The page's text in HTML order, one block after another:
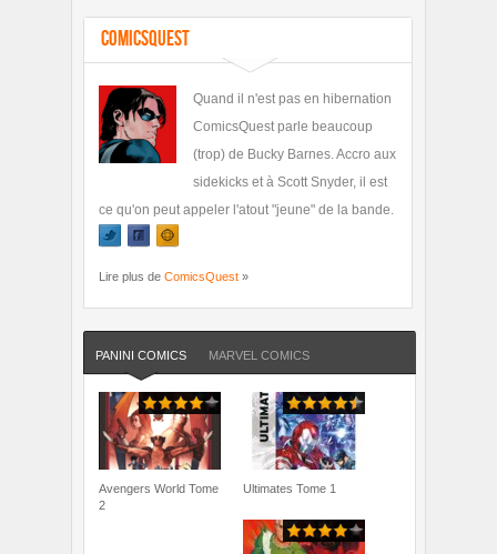
ComicsQuest
Quand il n'est pas en hibernation
ComicsQuest parle beaucoup
(trop) de Bucky Barnes. Accro aux
sidekicks et à Scott Snyder, il est
ce qu'on peut appeler l'atout "jeune" de la bande.
Lire plus de ComicsQuest »
PANINI COMICS MARVEL COMICS
Avengers World Tome
2
Ultimates Tome 1